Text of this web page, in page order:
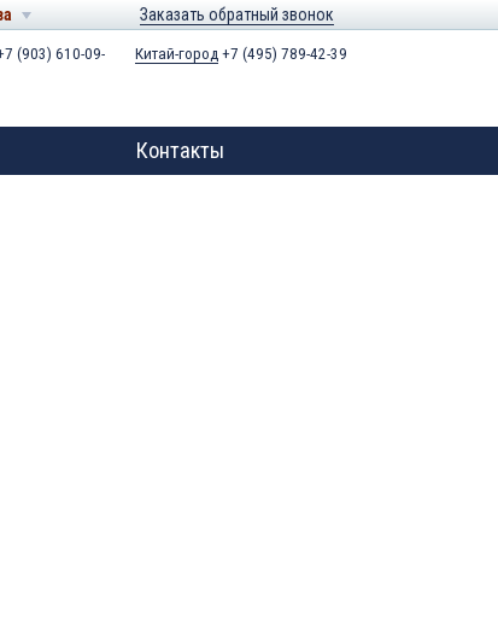
Заказать обратный звонок
(903) 610-09-
Китай-город+7 (495) 789-42-39
Контакты